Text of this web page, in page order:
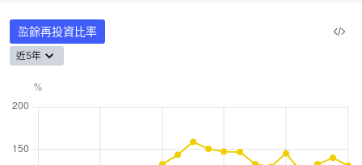
盈餘再投資比率
近5年